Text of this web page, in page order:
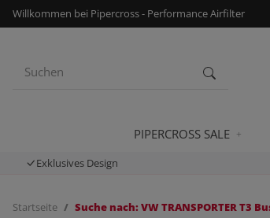
Willkommen bei Pipercross - Performance Airfilter
PIPERCROSS SALE
Exklusives Design
Startseite Suche nach: VW TRANSPORTER T3